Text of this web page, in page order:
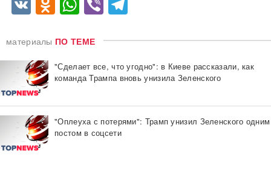
материалы ПО ТЕМЕ
"Сделает все, что угодно": в Киеве рассказали, как
команда Трампа вновь унизила Зеленского
"Оплеуха с потерями": Трамп унизил Зеленского одним
постом в соцсети